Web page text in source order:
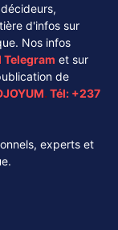
d'infos sur
Nos infos
Telegram et sur
de
. Tél: +237
experts et